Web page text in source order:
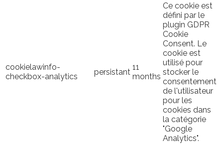
cookielawinfo-
checkbox-analytics
persistant
11
months
Ce cookie est
défini par le
plugin GDPR
Cookie
Consent. Le
cookie est
utilisé pour
stocker le
consentement
de l'utilisateur
pour les
cookies dans
la catégorie
"Google
Analytics".